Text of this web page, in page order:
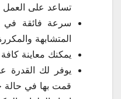
تساعد على
سرعة فائقة في
المتشابهة
يمكنك معاينة
يوفر لك القدرة
قمت بها في